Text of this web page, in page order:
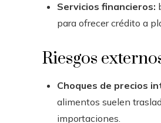
Servicios financieros:
para ofrecer crédito a
Riesgos
Choques de precios
alimentos suelen
importaciones.